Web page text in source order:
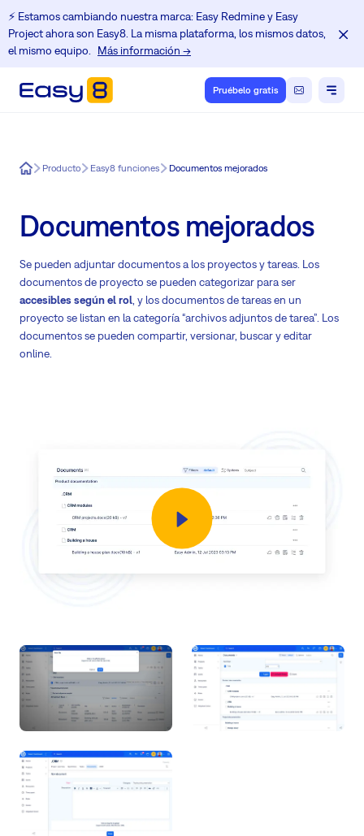
⚡️ Estamos cambiando nuestra marca: Easy Redmine y Easy
Project ahora son Easy8. La misma plataforma, los mismos datos,
el mismo equipo.
Más información →
Pruébelo gratis
Easy8Producto Easy8 funciones Documentos mejorados
Documentos mejorados
Se pueden adjuntar documentos a los proyectos y tareas. Los
documentos de proyecto se pueden categorizar para ser
accesibles según el rol , y los documentos de tareas en un
proyecto se listan en la categoría “archivos adjuntos de tarea”. Los
documentos se pueden compartir, versionar, buscar y editar
online.